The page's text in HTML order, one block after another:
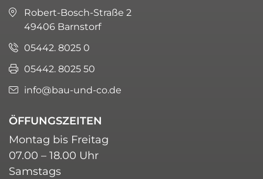
Robert-Bosch-Straße 2
49406 Barnstorf
05442. 8025 0
05442. 8025 50
info@bau-und-co.de
ÖFFUNGSZEITEN
Montag bis Freitag
07.00 – 18.00 Uhr
Samstags